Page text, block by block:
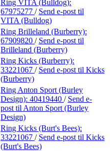
Ring VITA (Bulldog):
67975277 / Send e-post til
VITA (Bulldog)
Ring Brilleland (Burberry):
67909820 / Send e-post til
Brilleland (Burberry)
Ring Kicks (Burberry):
33221067 / Send e-post til Kicks
(Burberry)
Ring Anton Sport (Burley
Design): 40419440 / Send e-
post til Anton Sport (Burley
Design)
Ring Kicks (Burt's Bees):
33221067 / Send e-post til Kicks
(Burt's Bees)